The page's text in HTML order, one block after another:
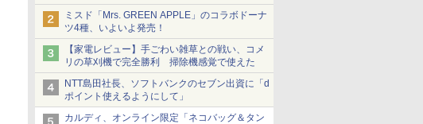
ショーツは1990円に
ミスド「Mrs. GREEN APPLE」のコラボドーナ
ツ4種、いよいよ発売！
【家電レビュー】手ごわい雑草との戦い、コメ
リの草刈機で完全勝利 掃除機感覚で使えた
NTT島田社長、ソフトバンクのセブン出資に「d
ポイント使えるようにして」
カルディ、オンライン限定「ネコバッグ＆タン